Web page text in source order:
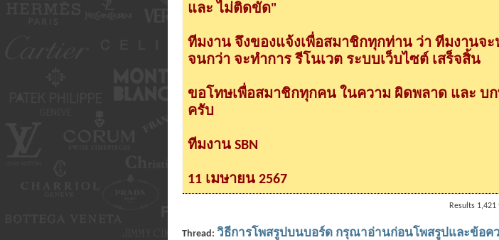
และ ไม่ติดขัด"
ทีมงาน จึงของแจ้งเพื่อสมาชิกทุกท่าน ว่า ทีมงานจะ
จนกว่า จะทำการ รีโนเวต ระบบเว็บไซต์ เสร็จสิ้น
ขอโทษเพื่อสมาชิกทุกคน ในความ ผิดพลาด และ
ครับ
ทีมงาน SBN
11 เมษายน 2567
Results
Thread: วิธีการโพสรูปบนบอร์ด กรุณาอ่านก่อนโพสรูปและข้อค